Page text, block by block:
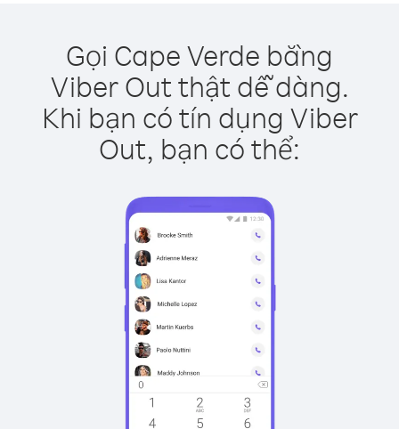
Gọi Cape Verde bằng
Viber Out thật dễ dàng.
Khi bạn có tín dụng Viber
Out, bạn có thể: